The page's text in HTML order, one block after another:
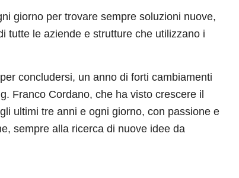
giorno per trovare sempre soluzioni nuove,
tutte le aziende e strutture che utilizzano i
concludersi, un anno di forti cambiamenti
Franco Cordano, che ha visto crescere il
ultimi tre anni e ogni giorno, con passione e
sempre alla ricerca di nuove idee da